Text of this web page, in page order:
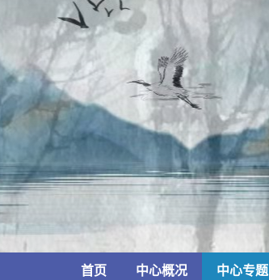
首页 中心概况 中心专题